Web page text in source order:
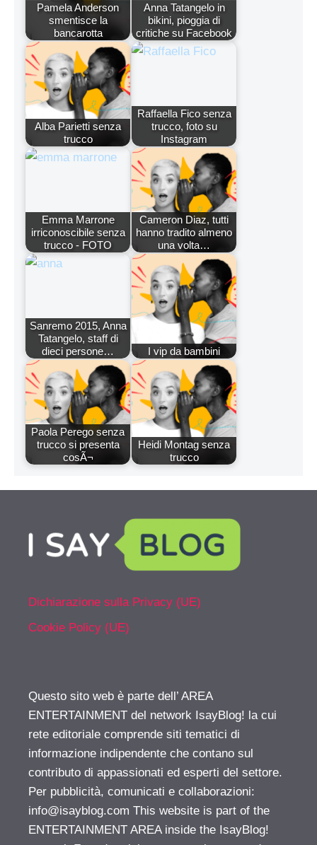
Pamela Anderson
smentisce la
bancarotta
Anna Tatangelo in
bikini, pioggia di
critiche su Facebook
Alba Parietti senza
trucco
Raffaella Fico senza
trucco, foto su
Instagram
Emma Marrone
irriconoscibile senza
trucco - FOTO
Cameron Diaz, tutti
hanno tradito almeno
una volta…
Sanremo 2015, Anna
Tatangelo, staff di
dieci persone…
I vip da bambini
Paola Perego senza
trucco si presenta
cosÃ¬
Heidi Montag senza
trucco
Dichiarazione sulla Privacy (UE)
Cookie Policy (UE)
Questo sito web è parte dell’ AREA
ENTERTAINMENT del network IsayBlog! la cui
rete editoriale comprende siti tematici di
informazione indipendente che contano sul
contributo di appassionati ed esperti del settore.
Per pubblicità, comunicati e collaborazioni:
info@isayblog.com This website is part of the
ENTERTAINMENT AREA inside the IsayBlog!